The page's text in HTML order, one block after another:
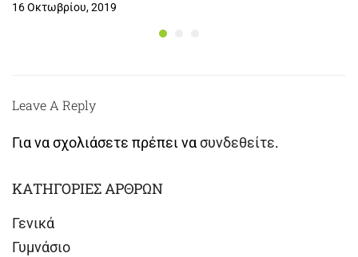
16 Οκτωβρίου, 2019
Leave A Reply
Για να σχολιάσετε πρέπει νασυνδεθείτε.
ΚΑΤΗΓΟΡΙΕΣ ΑΡΘΡΩΝ
Γενικά
Γυμνάσιο